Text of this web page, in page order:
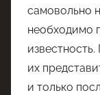
самовольно
необходимо
их
и только